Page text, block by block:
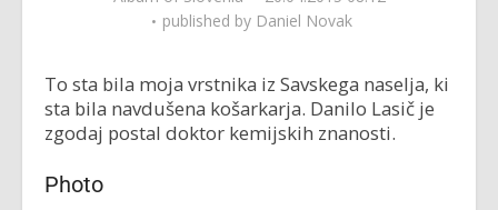
published by Daniel Novak
To sta bila moja vrstnika iz Savskega naselja, ki
sta bila navdušena košarkarja. Danilo Lasič je
zgodaj postal doktor kemijskih znanosti.
Photo